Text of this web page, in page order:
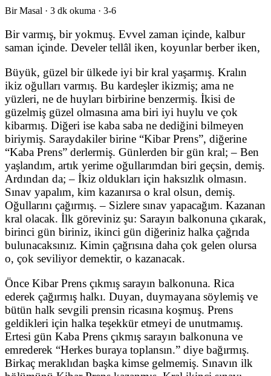
Bir Masal · 3 dk okuma · 3-6
Bir varmış, bir yokmuş. Evvel zaman içinde, kalbur
saman içinde. Develer tellâl iken, koyunlar berber iken,
Büyük, güzel bir ülkede iyi bir kral yaşarmış. Kralın
ikiz oğulları varmış. Bu kardeşler ikizmiş; ama ne
yüzleri, ne de huyları birbirine benzermiş. İkisi de
güzelmiş güzel olmasına ama biri iyi huylu ve çok
kibarmış. Diğeri ise kaba saba ne dediğini bilmeyen
biriymiş. Saraydakiler birine “Kibar Prens”, diğerine
“Kaba Prens” derlermiş. Günlerden bir gün kral; – Ben
yaşlandım, artık yerime oğullarımdan biri geçsin, demiş.
Ardından da; – İkiz oldukları için haksızlık olmasın.
Sınav yapalım, kim kazanırsa o kral olsun, demiş.
Oğullarını çağırmış. – Sizlere sınav yapacağım. Kazanan
kral olacak. İlk göreviniz şu: Sarayın balkonuna çıkarak,
birinci gün biriniz, ikinci gün diğeriniz halka çağrıda
bulunacaksınız. Kimin çağrısına daha çok gelen olursa
o, çok seviliyor demektir, o kazanacak.
Önce Kibar Prens çıkmış sarayın balkonuna. Rica
ederek çağırmış halkı. Duyan, duymayana söylemiş ve
bütün halk sevgili prensin ricasına koşmuş. Prens
geldikleri için halka teşekkür etmeyi de unutmamış.
Ertesi gün Kaba Prens çıkmış sarayın balkonuna ve
emrederek “Herkes buraya toplansın.” diye bağırmış.
Birkaç meraklıdan başka kimse gelmemiş. Sınavın ilk